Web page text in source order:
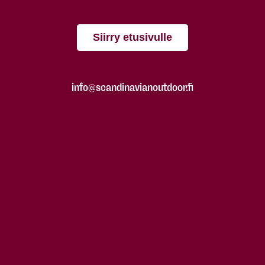
Siirry etusivulle
info@scandinavianoutdoor.fi